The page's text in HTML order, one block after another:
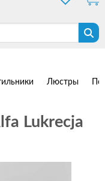
Люстры
Lukrecja